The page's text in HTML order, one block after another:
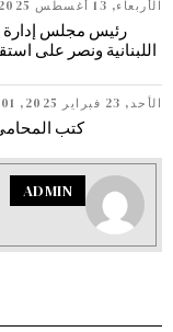
الأربعاء, 13 أغسطس 2025, 9:50
اللبنانية ونصر على
الأحد, 23 فبراير 2025, 20:01
كتب
ADMIN